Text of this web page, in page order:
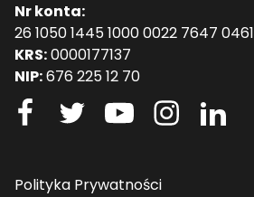
Nr konta:
26 1050 1445 1000 0022 7647 0461
KRS:0000177137
NIP:676 225 12 70
Polityka Prywatności